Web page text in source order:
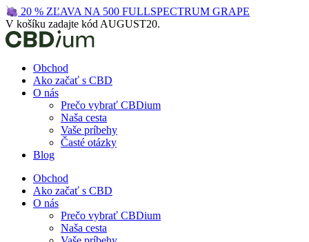
Preskočiť
na
obsah
20 % ZĽAVA NA 500 FULLSPECTRUM GRAPE
V košíku zadajte kód AUGUST20.
Obchod
Ako začať s CBD
O nás
Prečo vybrať CBDium
Naša cesta
Vaše príbehy
Časté otázky
Blog
Obchod
Ako začať s CBD
O nás
Prečo vybrať CBDium
Naša cesta